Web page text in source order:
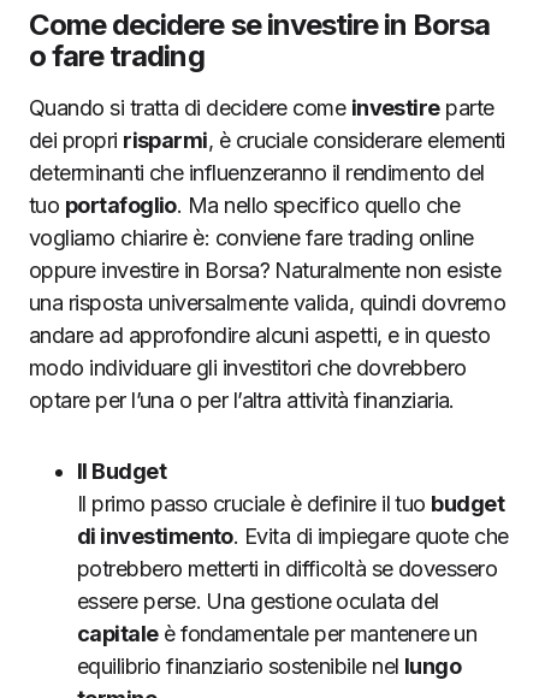
Come decidere se investire in Borsa
o fare trading
Quando si tratta di decidere come investireparte
dei propri risparmi, è cruciale considerare elementi
determinanti che influenzeranno il rendimento del
tuo portafoglio. Ma nello specifico quello che
vogliamo chiarire è: conviene fare trading online
oppure investire in Borsa? Naturalmente non esiste
una risposta universalmente valida, quindi dovremo
andare ad approfondire alcuni aspetti, e in questo
modo individuare gli investitori che dovrebbero
optare per l’una o per l’altra attività finanziaria.
Il Budget
Il primo passo cruciale è definire il tuo budget
di investimento. Evita di impiegare quote che
potrebbero metterti in difficoltà se dovessero
essere perse. Una gestione oculata del
capitaleè fondamentale per mantenere un
equilibrio finanziario sostenibile nel lungo